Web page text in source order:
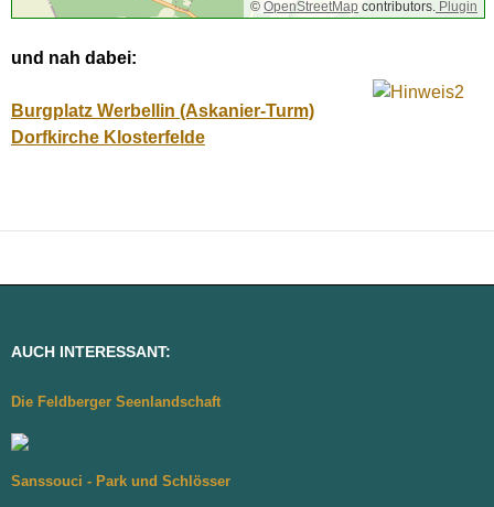
© OpenStreetMap contributors. Plugin
und nah dabei:
Burgplatz Werbellin (Askanier-Turm)
Dorfkirche Klosterfelde
AUCH INTERESSANT:
Die Feldberger Seenlandschaft
Sanssouci - Park und Schlösser